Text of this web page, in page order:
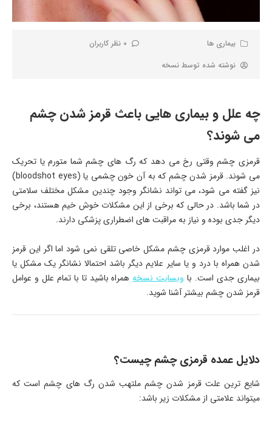
بیماری ها
0 نظر کاربران
نوشته شده توسط نسخه
چه علل و بیماری هایی باعث قرمز شدن چشم
می شوند؟
قرمزی چشم وقتی رخ می دهد که رگ های چشم شما متورم یا تحریک
می شوند. قرمز شدن چشم که به آن خون چشمی یا (bloodshot eyes)
نیز گفته می شود، می تواند نشانگر وجود چندین مشکل مختلف سلامتی
در شما باشد. در حالی که برخی از این مشکلات خوش خیم هستند، برخی
دیگر جدی بوده و نیاز به مراقبت های اضطراری پزشکی دارند.
در اغلب موارد قرمزی چشم مشکل خاصی تلقی نمی شود اما اگر این قرمز
شدن همراه با درد و یا سایر علایم دیگر باشد احتمالا نشانگر یک مشکل یا
بیماری جدی است. باوبسایت نسخههمراه باشید تا با تمام علل و عوامل
قرمز شدن چشم بیشتر آشنا شوید.
دلایل عمده قرمزی چشم چیست؟
شایع ترین علت قرمز شدن چشم ملتهب شدن رگ های چشم است که
میتواند علامتی از مشکلات زیر باشد: